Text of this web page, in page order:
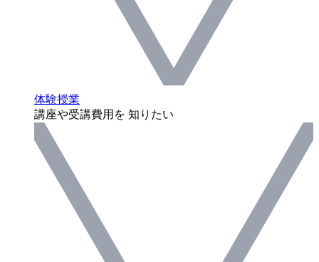
体験授業
講座や受講費用を 知りたい